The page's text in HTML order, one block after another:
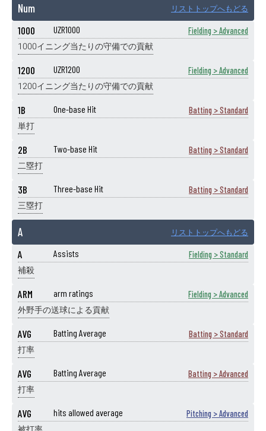
Num リストトップへもどる
1000 UZR1000 Fielding > Advanced
1000イニング当たりの守備での貢献
1200 UZR1200 Fielding > Advanced
1200イニング当たりの守備での貢献
1B One-base Hit Batting > Standard
単打
2B Two-base Hit Batting > Standard
二塁打
3B Three-base Hit Batting > Standard
三塁打
A リストトップへもどる
A Assists Fielding > Standard
補殺
ARM arm ratings Fielding > Advanced
外野手の送球による貢献
AVG Batting Average Batting > Standard
打率
AVG Batting Average Batting > Advanced
打率
AVG hits allowed average Pitching > Advanced